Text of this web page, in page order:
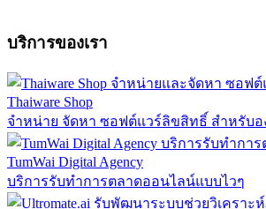
บริการของเรา
Thaiware Shop
จำหน่าย จัดหา ซอฟต์แวร์ลิขสิทธิ์ สำหรับอ
TumWai Digital Agency
บริการรับทำการตลาดออนไลน์แบบไวๆ